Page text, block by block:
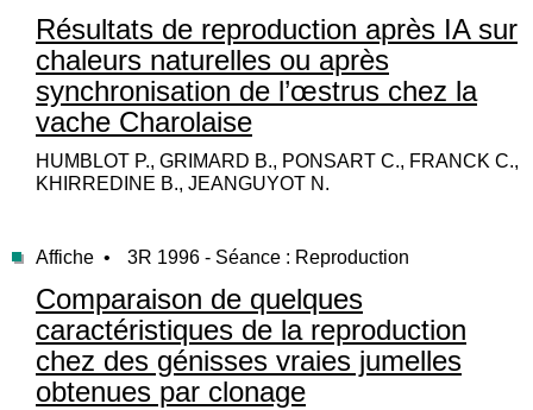
Résultats de reproduction après IA sur
chaleurs naturelles ou après
synchronisation de l’œstrus chez la
vache Charolaise
HUMBLOT P., GRIMARD B., PONSART C., FRANCK C.,
KHIRREDINE B., JEANGUYOT N.
Affiche • 3R 1996 - Séance : Reproduction
Comparaison de quelques
caractéristiques de la reproduction
chez des génisses vraies jumelles
obtenues par clonage